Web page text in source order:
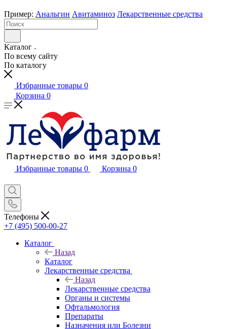
Пример: Анальгин Авитаминоз Лекарственные средства
Каталог
По всему сайту
По каталогу
Избранные товары 0
Корзина 0
Избранные товары 0 Корзина 0
Телефоны
+7 (495) 500-00-27
Каталог
Назад
Каталог
Лекарственные средства
Назад
Лекарственные средства
Органы и системы
Офтальмология
Препараты
Назначения или Болезни